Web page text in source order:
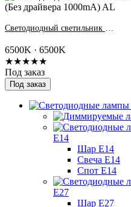
Светодиодный светильник PPL PRO 6060 40W 6500K IP40 (Без драйвера 1000mA) AL
6500K · 6500K
★★★★★
Под заказ
Под заказ
Е14
Шар Е14
Свеча Е14
Спот Е14
Е27
Шар Е27